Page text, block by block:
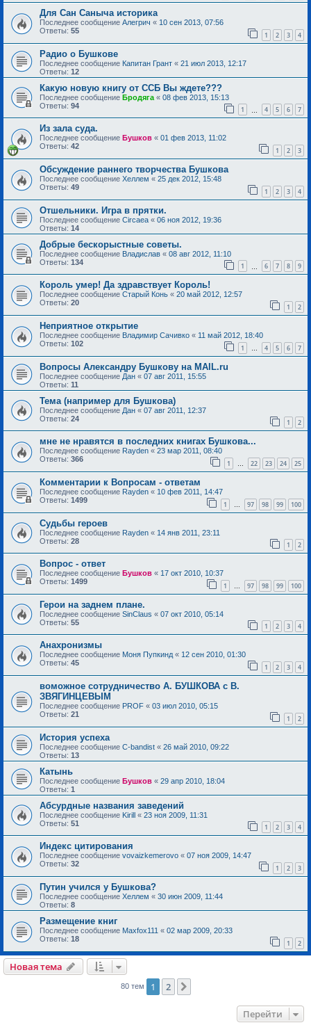
Для Сан Саныча историка
Последнее сообщение Алегрич « 10 сен 2013, 07:56
Ответы: 55 1 2 3 4
Радио о Бушкове
Последнее сообщение Капитан Грант « 21 июл 2013, 12:17
Ответы: 12
Какую новую книгу от ССБ Вы ждете???
Последнее сообщение Бродяга « 08 фев 2013, 15:13
Ответы: 94 1 4 5 6 7
Из зала суда.
Последнее сообщение Бушков « 01 фев 2013, 11:02
Ответы: 42 1 2 3
Обсуждение раннего творчества Бушкова
Последнее сообщение Хеллем « 25 дек 2012, 15:48
Ответы: 49 1 2 3 4
Отшельники. Игра в прятки.
Последнее сообщение Circaea « 06 ноя 2012, 19:36
Ответы: 14
Добрые бескорыстные советы.
Последнее сообщение Владислав « 08 авг 2012, 11:10
Ответы: 134 1 6 7 8 9
Король умер! Да здравствует Король!
Последнее сообщение Старый Конь « 20 май 2012, 12:57
Ответы: 20 1 2
Неприятное открытие
Последнее сообщение Владимир Сачивко « 11 май 2012, 18:40
Ответы: 102 1 … 4 5 6 7
Вопросы Александру Бушкову на MAIL.ru
Последнее сообщение Дан « 07 авг 2011, 15:55
Ответы: 11
Тема (например для Бушкова)
Последнее сообщение Дан « 07 авг 2011, 12:37
Ответы: 24 1 2
мне не нравятся в последних книгах Бушкова...
Последнее сообщение Rayden « 23 мар 2011, 08:40
Ответы: 366 1 … 22 23 24 25
Комментарии к Вопросам - ответам
Последнее сообщение Rayden « 10 фев 2011, 14:47
Ответы: 1499 1 97 98 99 100
Судьбы героев
Последнее сообщение Rayden « 14 янв 2011, 23:11
Ответы: 28 1 2
Вопрос - ответ
Последнее сообщение Бушков « 17 окт 2010, 10:37
Ответы: 1499 1 … 97 98 99 100
Герои на заднем плане.
Последнее сообщение SinClaus « 07 окт 2010, 05:14
Ответы: 55 1 2 3 4
Анахронизмы
Последнее сообщение Моня Пупкинд« 12 сен 2010, 01:30
Ответы: 45 1 2 3 4
воможное сотрудничество А. БУШКОВА с В.
ЗВЯГИНЦЕВЫМ
Последнее сообщение PROF « 03 июл 2010, 05:15
Ответы: 21 1 2
История успеха
Последнее сообщение C-bandist « 26 май 2010, 09:22
Ответы: 13
Катынь
Последнее сообщение Бушков « 29 апр 2010, 18:04
Ответы: 1
Абсурдные названия заведений
Последнее сообщение Kirill « 23 ноя 2009, 11:31
Ответы: 51 1 2 3 4
Индекс цитирования
Последнее сообщение vovaizkemerovo « 07 ноя 2009, 14:47
Ответы: 32 1 2 3
Путин учился у Бушкова?
Последнее сообщение Хеллем « 30 июн 2009, 11:44
Ответы: 8
Размещение книг
Последнее сообщение Maxfox111 « 02 мар 2009, 20:33
Ответы: 18 1 2
Новая тема
80 тем 1 2
Перейти